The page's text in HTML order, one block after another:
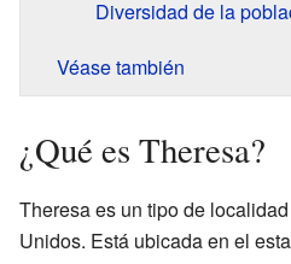
Diversidad de la
Véase también
¿Qué es Theresa?
Theresa es un tipo de
Unidos. Está ubicada en el